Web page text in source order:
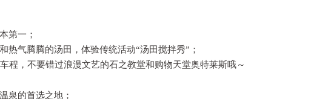
第一；
热气腾腾的汤田，体验传统活动“汤田搅拌秀”；
程，不要错过浪漫文艺的石之教堂和购物天堂奥特莱斯哦～
泉的首选之地；